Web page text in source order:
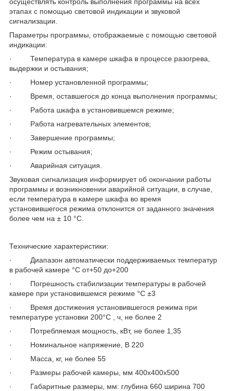
этапах с помощью световой индикации и звуковой
сигнализации.
Параметры программы, отображаемые с помощью световой
индикации:
· Температура в камере шкафа в процессе разогрева,
выдержки и остывания;
· Номер установленной программы;
· Время, оставшегося до конца выполнения программы;
· Работа шкафа в установившемся режиме;
· Работа нагревательных элементов;
· Завершение программы;
· Режим остывания;
· Аварийная ситуация.
Звуковая сигнализация информирует об окончании работы
программы и возникновении аварийной ситуации, в случае,
если температура в камере шкафа во время
установившегося режима отклонится от заданного значения
более чем на ± 10 °С.
Технические характеристики:
· Диапазон автоматически поддерживаемых температур
в рабочей камере °С от+50 до+200
· Погрешность стабилизации температуры в рабочей
камере при установившемся режиме °С ±3
· Время достижения установившегося режима при
температуре установки 200°С , ч, не более 2
· Потребляемая мощность, кВт, не более 1,35
· Номинальное напряжение, В 220
· Масса, кг, не более 55
· Размеры рабочей камеры, мм 400х400х500
· Габаритные размеры, мм: глубина 660 ширина 700